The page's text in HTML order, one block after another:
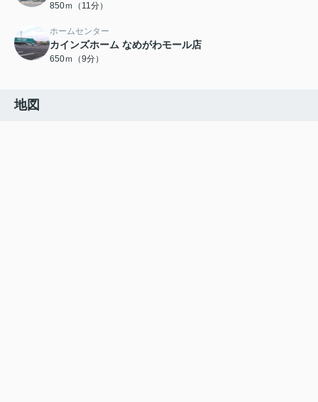
850ｍ（11分）
ホームセンター
カインズホーム なめがわモール店
650ｍ（9分）
地図